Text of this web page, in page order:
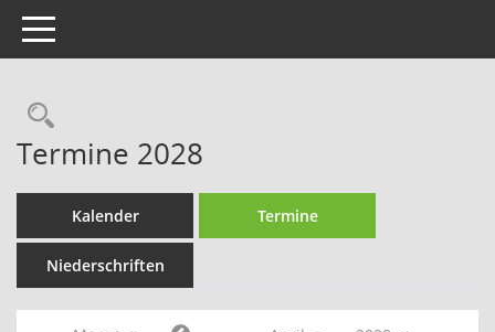
Toggle navigation
Rechercheauswahl
Termine 2028
Kalender Termine
Niederschriften